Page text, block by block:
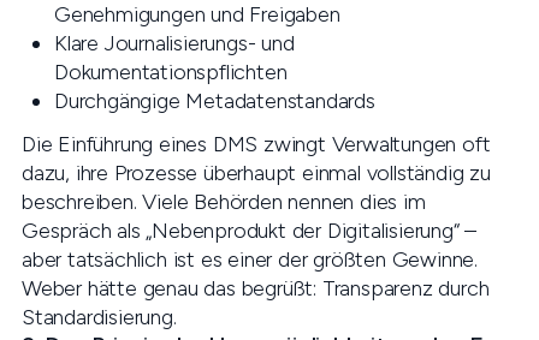
Genehmigungen und Freigaben
Klare Journalisierungs- und
Dokumentationspflichten
Durchgängige Metadatenstandards
Die Einführung eines DMS zwingt Verwaltungen oft
dazu, ihre Prozesse überhaupt einmal vollständig zu
beschreiben. Viele Behörden nennen dies im
Gespräch als „Nebenprodukt der Digitalisierung“ –
aber tatsächlich ist es einer der größten Gewinne.
Weber hätte genau das begrüßt: Transparenz durch
Standardisierung.